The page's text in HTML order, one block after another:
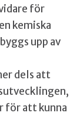
för
kemiska
upp av
dels att
för att kunna